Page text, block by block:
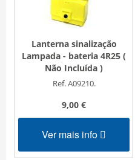
Lanterna sinalização
Lampada - bateria 4R25 (
Não Incluída )
Ref. A09210.
9,00 €
Ver mais info